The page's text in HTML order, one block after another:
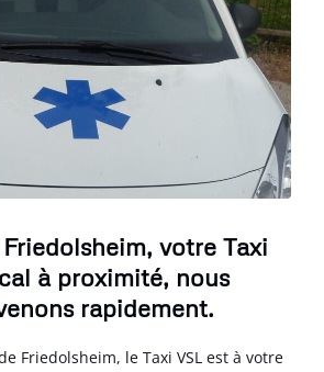
votre Taxi
à proximité, nous
rapidement.
Friedolsheim, le Taxi VSL est à votre